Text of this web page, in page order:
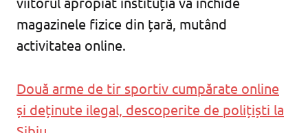
magazinele fizice din țară, mutând
activitatea online.
Două arme de tir sportiv cumpărate online
și deținute ilegal, descoperite de polițiști la